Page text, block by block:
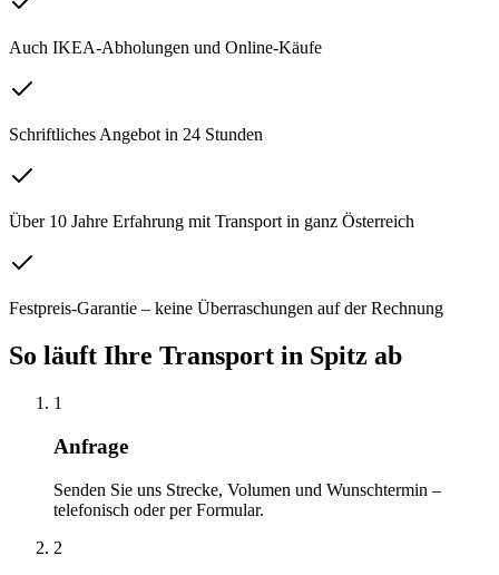
Auch IKEA-Abholungen und Online-Käufe
Schriftliches Angebot in 24 Stunden
Über 10 Jahre Erfahrung mit Transport in ganz Österreich
Festpreis-Garantie – keine Überraschungen auf der Rechnung
So läuft Ihre Transport in Spitz ab
1
Anfrage
Senden Sie uns Strecke, Volumen und Wunschtermin –
telefonisch oder per Formular.
2